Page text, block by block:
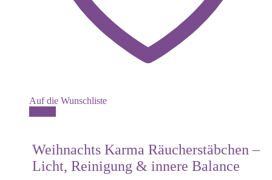
Auf die Wunschliste
Weihnachts Karma Räucherstäbchen –
Licht, Reinigung & innere Balance